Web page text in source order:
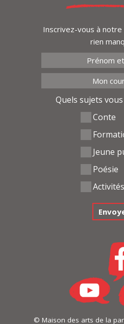
Inscrivez-vous à
rien
Quels sujets
Conte
Jeune
Poésie
© Maison des arts de la